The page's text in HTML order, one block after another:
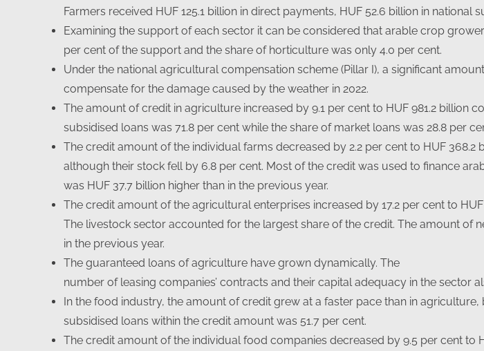
Farmers received HUF 125.1 billion in direct payments, HUF 52.6 billion in national
Examining the support of each sector it can be considered that arable crop
per cent of the support and the share of horticulture was only 4.0 per cent.
Under the national agricultural compensation scheme (Pillar I), a significant
compensate for the damage caused by the weather in 2022.
The amount of credit in agriculture increased by 9.1 per cent to HUF 981.2 billion
subsidised loans was 71.8 per cent while the share of market loans was 28.8 per
The credit amount of the individual farms decreased by 2.2 per cent to HUF
although their stock fell by 6.8 per cent. Most of the credit was used to finance
was HUF 37.7 billion higher than in the previous year.
The credit amount of the agricultural enterprises increased by 17.2 per cent to
The livestock sector accounted for the largest share of the credit. The amount of
in the previous year.
The guaranteed loans of agriculture have grown dynamically. The
number of leasing companies’ contracts and their capital adequacy in the sector
In the food industry, the amount of credit grew at a faster pace than in
subsidised loans within the credit amount was 51.7 per cent.
The credit amount of the individual food companies decreased by 9.5 per cent